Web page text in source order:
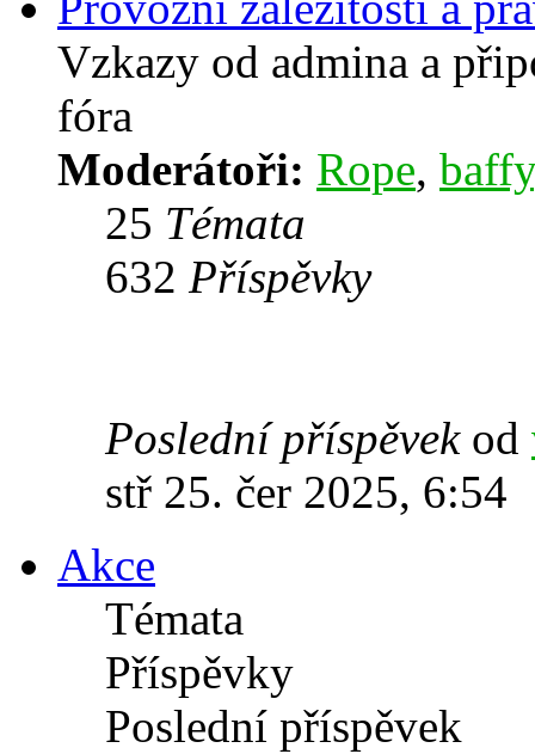
Vzkazy od admina a
fóra
Moderátoři: Rope, baffy
25 Témata
632 Příspěvky
Poslední příspěvekod
stř 25. čer 2025, 6:54
Akce
Témata
Příspěvky
Poslední příspěvek